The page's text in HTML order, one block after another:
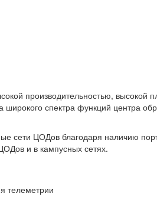
производительностью, высокой
спектра функций центра
сети ЦОДов благодаря наличию
и в кампусных сетях.
телеметрии